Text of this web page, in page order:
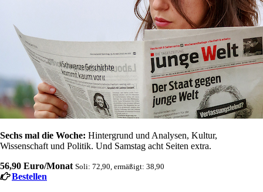
Sechs mal die Woche: Hintergrund und Analysen, Kultur,
Wissenschaft und Politik. Und Samstag acht Seiten extra.
56,90 Euro/Monat Soli: 72,90, ermäßigt: 38,90
Bestellen